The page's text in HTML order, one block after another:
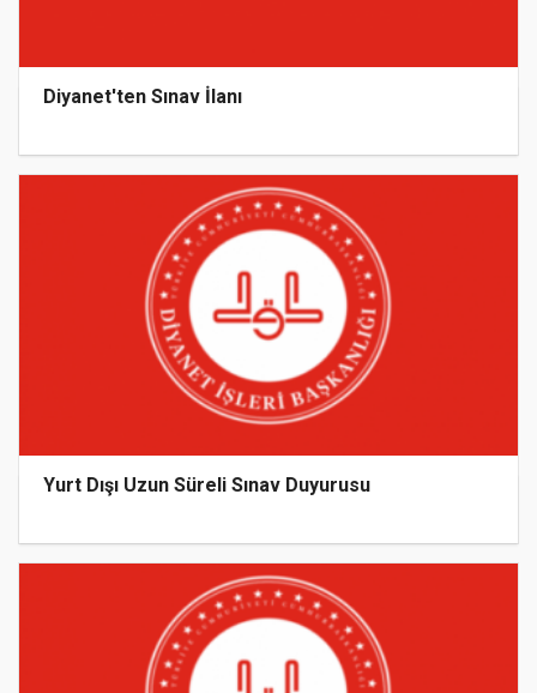
Diyanet'ten Sınav İlanı
Yurt Dışı Uzun Süreli Sınav Duyurusu